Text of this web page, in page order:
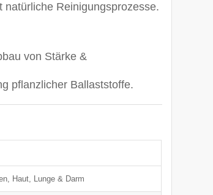
natürliche Reinigungsprozesse.
von Stärke &
pflanzlicher Ballaststoffe.
Haut, Lunge & Darm